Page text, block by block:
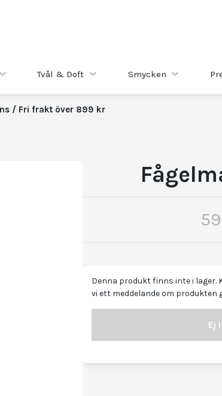
Tvål & Doft Smycken
/ Fri frakt över 899 kr
Denna produkt finns inte i lager.
vi ett meddelande om produkten
Ej